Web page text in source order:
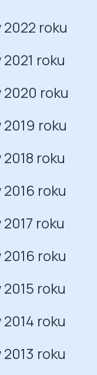
roku
roku
roku
roku
roku
roku
roku
roku
roku
roku
roku